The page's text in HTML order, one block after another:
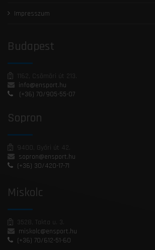
Impresszum
Budapest
1162, Csömöri út 213.
info@ensport.hu
(+36) 70/905-55-07
Sopron
9400, Győri út 42.
sopron@ensport.hu
(+36) 30/420-17-71
Miskolc
3528, Takta u. 3.
miskolc@ensport.hu
(+36) 70/612-51-60